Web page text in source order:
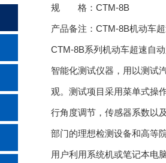
规 格：CTM-8B
产品备注：CTM-8B机动车
CTM-8B系列机动车超速自
智能化测试仪器，用以测试
观。测试项目采用菜单式操
行角度调节，传感器系数以
部门的理想检测设备和高等
用户利用系统机或笔记本电